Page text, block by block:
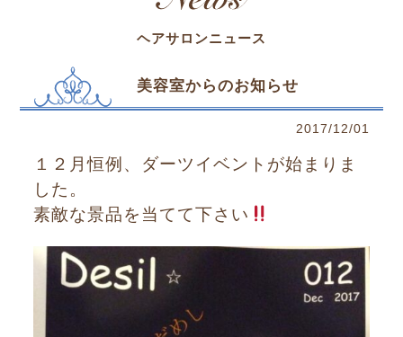
ヘアサロンニュース
美容室からのお知らせ
2017/12/01
１２月恒例、ダーツイベントが始まりま
した。
素敵な景品を当てて下さい